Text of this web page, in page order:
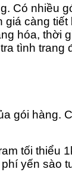
Có nhiều
giá càng tiết
hóa, thời
tình trang
gói hàng.
tối thiểu
yến sào